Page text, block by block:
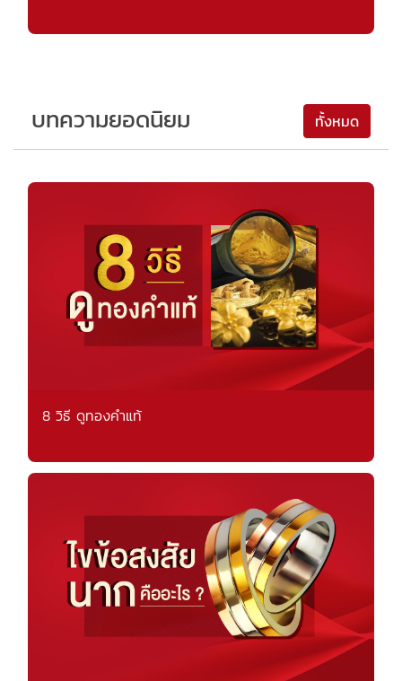
บทความยอดนิยม ทั้งหมด
8 วิธี ดูทองคำแท้